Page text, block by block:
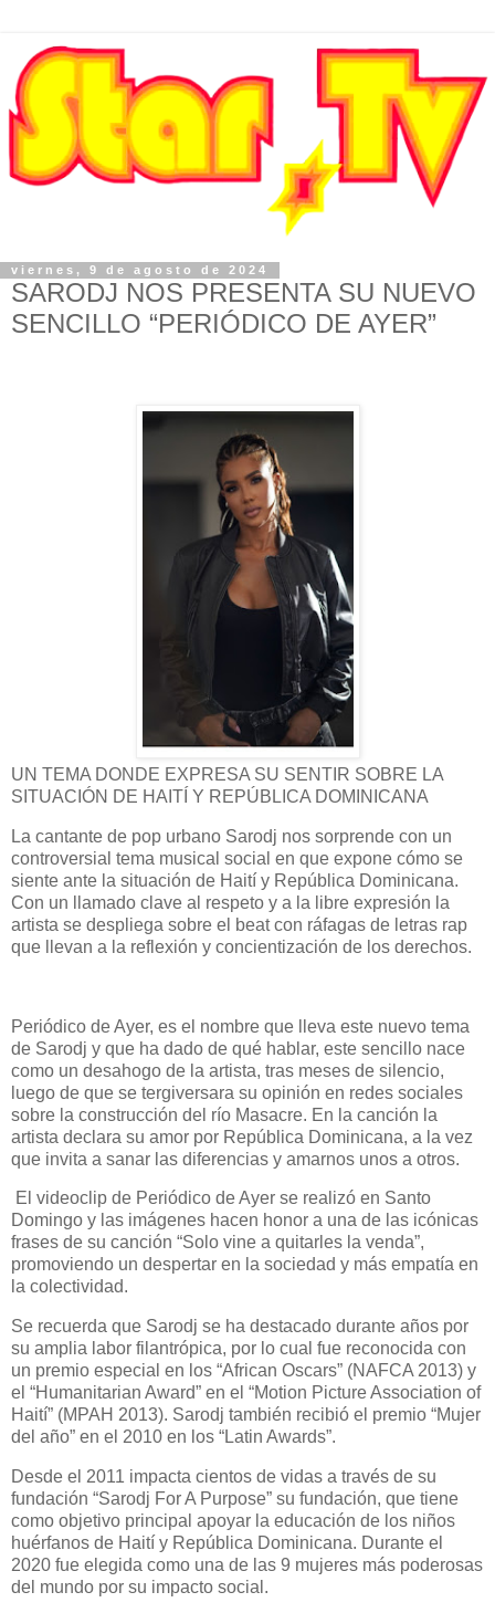
viernes, 9 de agosto de 2024
SARODJ NOS PRESENTA SU NUEVO
SENCILLO “PERIÓDICO DE AYER”
UN TEMA DONDE EXPRESA SU SENTIR SOBRE LA
SITUACIÓN DE HAITÍ Y REPÚBLICA DOMINICANA
La cantante de pop urbano Sarodj nos sorprende con un
controversial tema musical social en que expone cómo se
siente ante la situación de Haití y República Dominicana.
Con un llamado clave al respeto y a la libre expresión la
artista se despliega sobre el beat con ráfagas de letras rap
que llevan a la reflexión y concientización de los derechos.
Periódico de Ayer, es el nombre que lleva este nuevo tema
de Sarodj y que ha dado de qué hablar, este sencillo nace
como un desahogo de la artista, tras meses de silencio,
luego de que se tergiversara su opinión en redes sociales
sobre la construcción del río Masacre. En la canción la
artista declara su amor por República Dominicana, a la vez
que invita a sanar las diferencias y amarnos unos a otros.
El videoclip de Periódico de Ayer se realizó en Santo
Domingo y las imágenes hacen honor a una de las icónicas
frases de su canción “Solo vine a quitarles la venda”,
promoviendo un despertar en la sociedad y más empatía en
la colectividad.
Se recuerda que Sarodj se ha destacado durante años por
su amplia labor filantrópica, por lo cual fue reconocida con
un premio especial en los “African Oscars” (NAFCA 2013) y
el “Humanitarian Award” en el “Motion Picture Association of
Haití” (MPAH 2013). Sarodj también recibió el premio “Mujer
del año” en el 2010 en los “Latin Awards”.
Desde el 2011 impacta cientos de vidas a través de su
fundación “Sarodj For A Purpose” su fundación, que tiene
como objetivo principal apoyar la educación de los niños
huérfanos de Haití y República Dominicana. Durante el
2020 fue elegida como una de las 9 mujeres más poderosas
del mundo por su impacto social.